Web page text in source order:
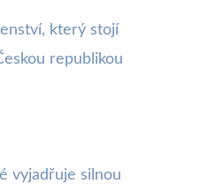
který stojí
republikou
vyjadřuje silnou